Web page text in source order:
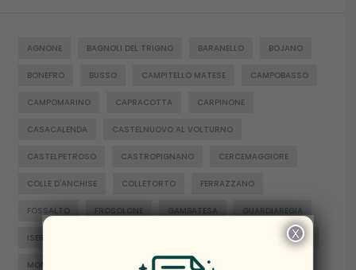
AGNONE BAGNOLI DEL TRIGNO BARANELLO BOJANO
BONEFRO BUSSO CAMPITELLO MATESE CAMPOBASSO
CAMPOMARINO CAPRACOTTA CARPINONE
CASACALENDA CASTELNUOVO AL VOLTURNO
CASTELPETROSO CASTROPIGNANO CERCEMAGGIORE
COLLE D'ANCHISE COLLETORTO FERRAZZANO
FOSSALTO FROSOLONE GAMBATESA GUARDIAREGIA
ISERNIA MOLISE
MONTENERO DI BISACCIA ORATINO
× X